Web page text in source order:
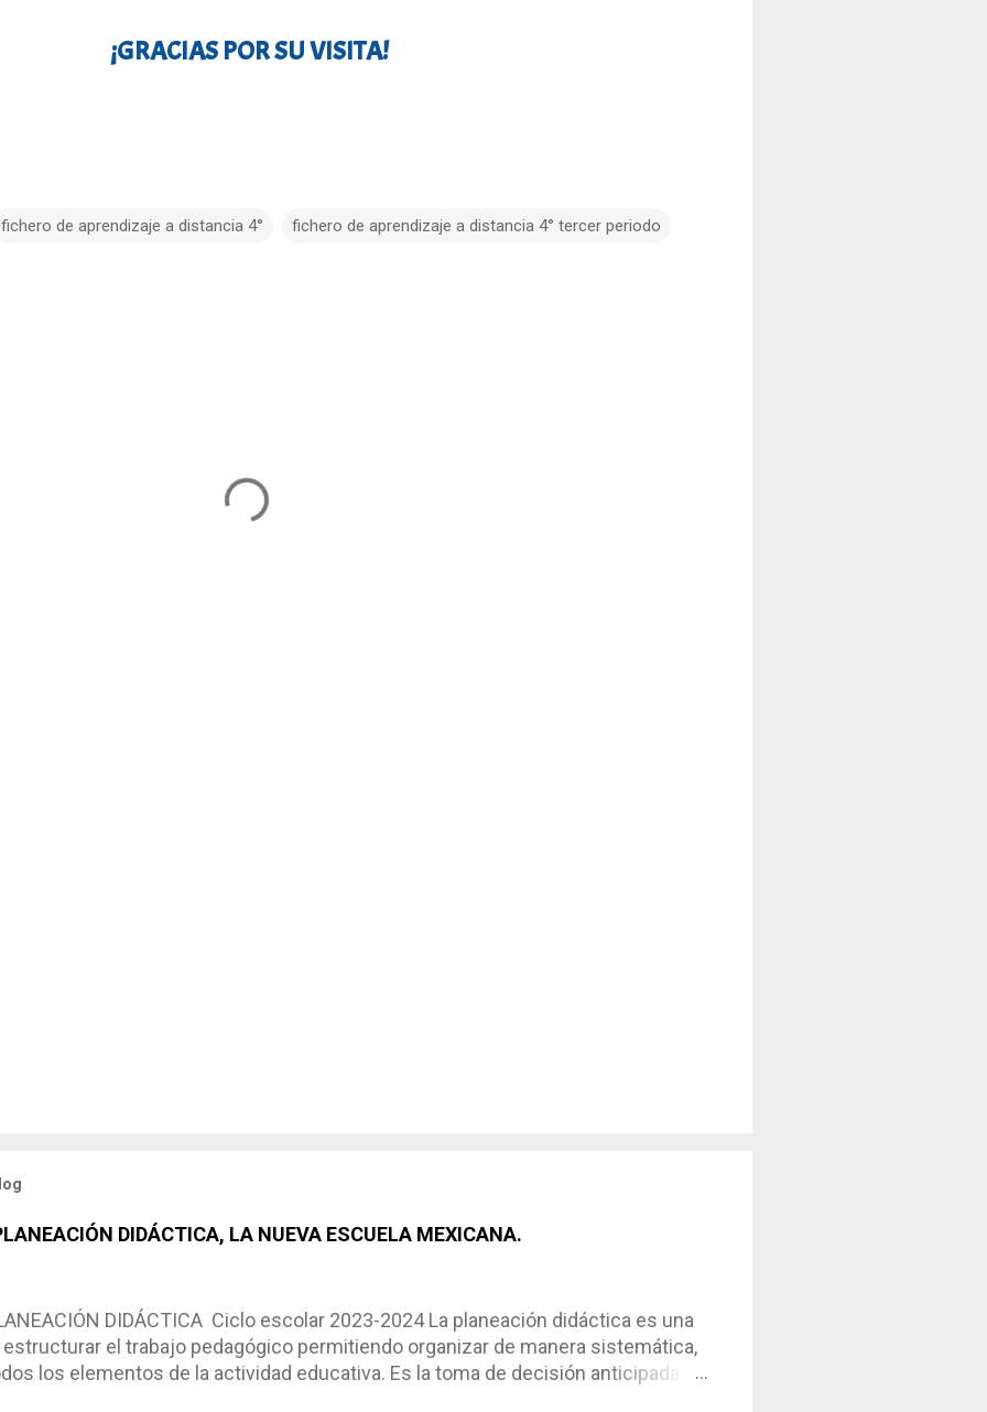
¡GRACIAS POR SU VISITA!
fichero de aprendizaje a distancia 4° fichero de aprendizaje a distancia 4° tercer periodo
DIDÁCTICA, LA NUEVA ESCUELA MEXICANA.
DIDÁCTICA Ciclo escolar 2023-2024 La planeación didáctica es una
estructurar el trabajo pedagógico permitiendo organizar de manera sistemática,
los elementos de la actividad educativa. Es la toma de decisión anticipada